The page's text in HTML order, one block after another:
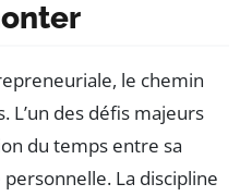
le chemin
L’un des défis majeurs
du temps entre sa
La discipline